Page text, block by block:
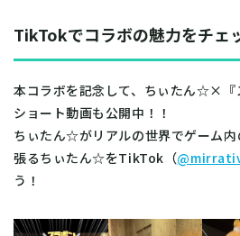
TikTokでコラボの魅力をチェ
本コラボを記念して、ちぃたん☆×『
ショート動画も公開中！！
ちぃたん☆がリアルの世界でゲーム
張るちぃたん☆をTikTok（
う！